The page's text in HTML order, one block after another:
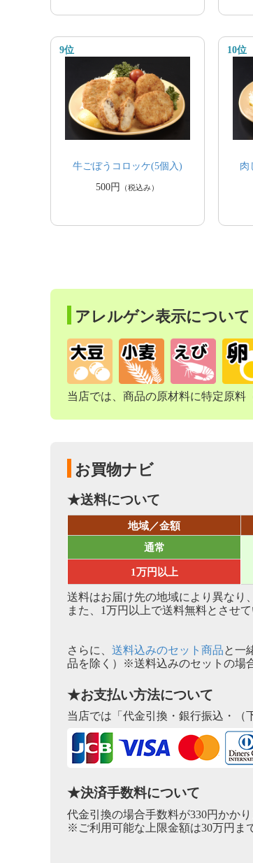
9位
牛ごぼうコロッケ(5個入)
500円
（税込み）
10位
肉
アレルゲン表示について
当店では、商品の原材料に特定原料
お買物ナビ
★送料について
地域／金額
通常
1万円以上
送料はお届け先の地域により異なり
また、 1万円以上で送料無料とさせ
さらに、 送料込みのセット商品と一
品を除く）※送料込みのセットの場
★お支払い方法について
当店では「代金引換・銀行振込・（
★決済手数料について
代金引換の場合手数料が330円かか
※ご利用可能な上限金額は30万円ま